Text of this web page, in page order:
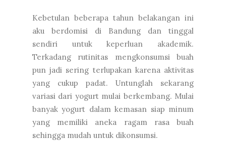
Kebetulan beberapa tahun belakangan ini
aku berdomisi di Bandung dan tinggal
sendiri untuk keperluan akademik.
Terkadang rutinitas mengkonsumsi buah
pun jadi sering terlupakan karena aktivitas
yang cukup padat. Untunglah sekarang
variasi dari yogurt mulai berkembang. Mulai
banyak yogurt dalam kemasan siap minum
yang memiliki aneka ragam rasa buah
sehingga mudah untuk dikonsumsi.